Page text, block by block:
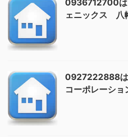
0936712700は
ェニックス 八
0927222888は
コーポレーショ